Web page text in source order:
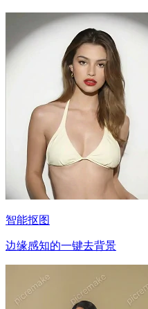
智能抠图
边缘感知的一键去背景